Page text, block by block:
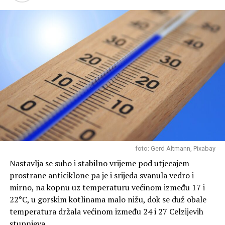
će vrijeme biti sunčano i vruće. U unutrašnjosti
Dalmacije, Istre i u Gorskom kotaru očekuje se umjeren
do jak razvoj dnevne naoblake uz lokalnu grmljavinu i
pokoji rijetki pljusak.
U unutrašnjosti će puhati slab sjeveroistočnjak, a na
Jadranu slab do umjeren maestral. Najviše dnevne
temperature zraka na Jadranu bit će oko 35 °C, a u
unutrašnjosti od 35 do 40 °C.
Sutra, upetak,na srednjem i južnom Jadranu bit će
pretežno sunčano i vruće. Jutarnje temperature bit će
sjeverozapadnim krajevima unutrašnjosti i na sjevernom
Jadranu bit će promjenljivo oblačno, osobito u drugoj
polovini dana, kada očekujemo jak razvoj kumulusne
naoblake uz grmljavinske pljuskove i mahovite udare
vjetra. Na sjevernom Jadranu zapuhat će jaka, a u
foto: Gerd Altmann, Pixabay
Nastavlja se suho i stabilno vrijeme pod utjecajem
prostrane anticiklone pa je i srijeda svanula vedro i
mirno, na kopnu uz temperaturu većinom između 17 i
22°C, u gorskim kotlinama malo nižu, dok se duž obale
temperatura držala većinom između 24 i 27 Celzijevih